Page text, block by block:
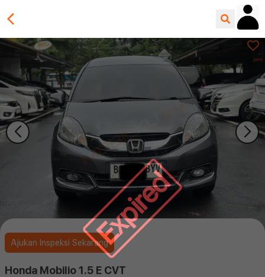
Expired
Ajukan Inspeksi Sekarang
Honda Mobilio 1.5 E CVT